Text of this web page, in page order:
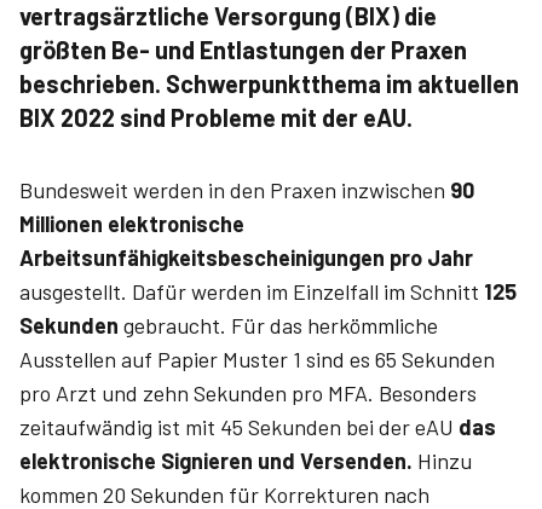
vertragsärztliche Versorgung (BIX) die
größten Be- und Entlastungen der Praxen
beschrieben. Schwerpunktthema im aktuellen
BIX 2022 sind Probleme mit der eAU.
Bundesweit werden in den Praxen inzwischen 90
Millionen elektronische
Arbeitsunfähigkeitsbescheinigungen pro Jahr
ausgestellt. Dafür werden im Einzelfall im Schnitt 125
Sekunden gebraucht. Für das herkömmliche
Ausstellen auf Papier Muster 1 sind es 65 Sekunden
pro Arzt und zehn Sekunden pro MFA. Besonders
zeitaufwändig ist mit 45 Sekunden bei der eAU das
elektronische Signieren und Versenden. Hinzu
kommen 20 Sekunden für Korrekturen nach